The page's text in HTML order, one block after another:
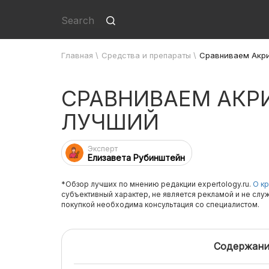
Главная \ Средства и препараты \ Сравниваем
СРАВНИВАЕМ
ЛУЧШИЙ
Эксперт
Елизавета Рубинштейн
*Обзор лучших по мнению редакции expertology.ru. О
субъективный характер, не является рекламой и не
покупкой необходима консультация со специалистом.